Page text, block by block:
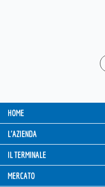
HOME
L'AZIENDA
IL TERMINALE
MERCATO